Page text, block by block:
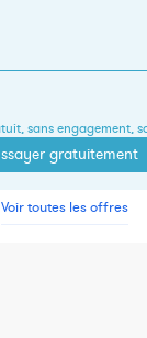
sans engagement,
gratuitement
Voir toutes les offres